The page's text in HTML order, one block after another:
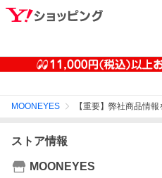
MOONEYES 【重要】弊社商品情
ストア情報
MOONEYES